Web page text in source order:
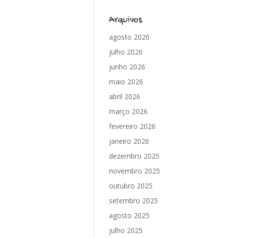
Arquivos
agosto 2026
julho 2026
junho 2026
maio 2026
abril 2026
março 2026
fevereiro 2026
janeiro 2026
dezembro 2025
novembro 2025
outubro 2025
setembro 2025
agosto 2025
julho 2025